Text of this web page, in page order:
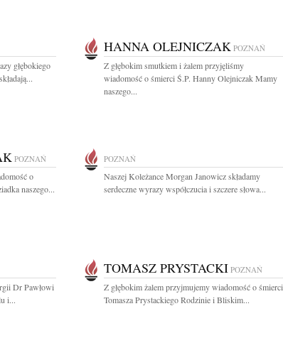
głębokiego
HANNA OLEJNICZAK POZNAŃ
Z głębokim smutkiem i żalem przyjęliśmy
wiadomość o śmierci Ś.P. Hanny Olejniczak Mamy
naszego...
POZNAŃ
o
naszego...
POZNAŃ
Naszej Koleżance Morgan Janowicz składamy
serdeczne wyrazy współczucia i szczere słowa...
Dr Pawłowi
i...
TOMASZ PRYSTACKI POZNAŃ
Z głębokim żalem przyjmujemy wiadomość o śmierci
Tomasza Prystackiego Rodzinie i Bliskim...